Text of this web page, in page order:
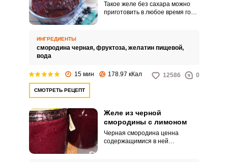
Такое желе без сахара можно
приготовить в любое время года
микроволновка – в ней
обработка ягод происходит
ИНГРЕДИЕНТЫ
смородина черная, фруктоза, желатин пищевой,
вода
15 мин 178.97 кКал 12586 0
СМОТРЕТЬ РЕЦЕПТ
Желе из черной
смородины с лимоном
Черная смородина ценна
содержащимися в ней